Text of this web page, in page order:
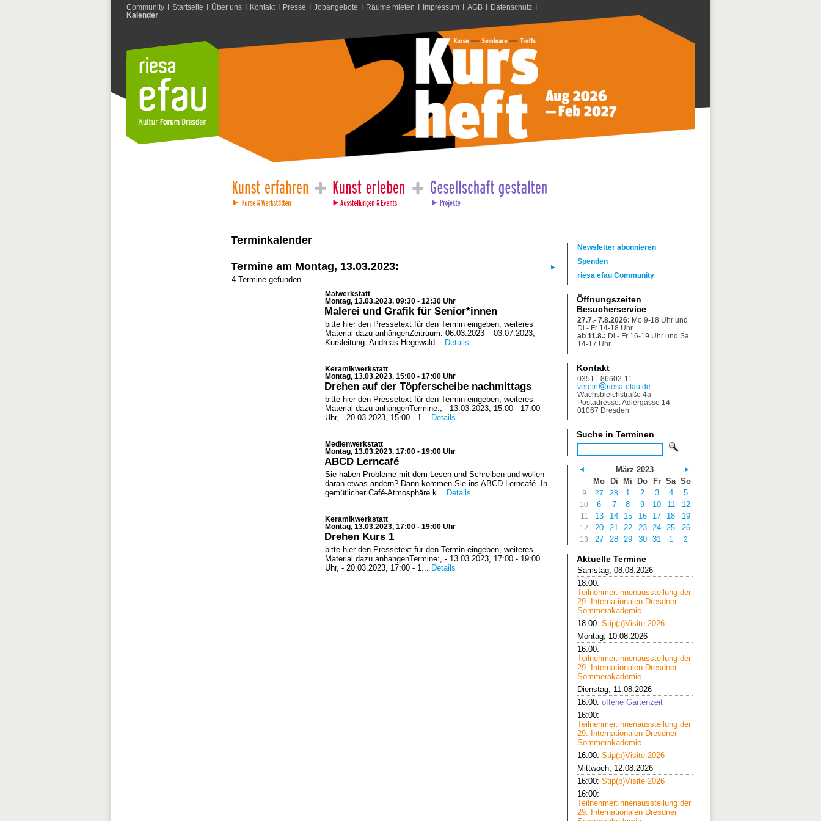
Community I Startseite I Über uns I Kontakt I Presse I Jobangebote I Räume mieten I Impressum I AGB I Datenschutz I
Kalender
Terminkalender
Termine am Montag, 13.03.2023:
4 Termine gefunden
Malwerkstatt
Montag, 13.03.2023, 09:30 - 12:30 Uhr
Malerei und Grafik für Senior*innen
bitte hier den Pressetext für den Termin eingeben, weiteres
Material dazu anhängenZeitraum: 06.03.2023 – 03.07.2023,
Kursleitung: Andreas Hegewald... Details
Keramikwerkstatt
Montag, 13.03.2023, 15:00 - 17:00 Uhr
Drehen auf der Töpferscheibe nachmittags
bitte hier den Pressetext für den Termin eingeben, weiteres
Material dazu anhängenTermine:, - 13.03.2023, 15:00 - 17:00
Uhr, - 20.03.2023, 15:00 - 1... Details
Medienwerkstatt
Montag, 13.03.2023, 17:00 - 19:00 Uhr
ABCD Lerncafé
Sie haben Probleme mit dem Lesen und Schreiben und wollen
daran etwas ändern? Dann kommen Sie ins ABCD Lerncafé. In
gemütlicher Café-Atmosphäre k... Details
Keramikwerkstatt
Montag, 13.03.2023, 17:00 - 19:00 Uhr
Drehen Kurs 1
bitte hier den Pressetext für den Termin eingeben, weiteres
Material dazu anhängenTermine:, - 13.03.2023, 17:00 - 19:00
Uhr, - 20.03.2023, 17:00 - 1... Details
Newsletter abonnieren
Spenden
riesa efau Community
Öffnungszeiten
Besucherservice
27.7.- 7.8.2026: Mo 9-18 Uhr und
Di - Fr 14-18 Uhr
ab 11.8.: Di - Fr 16-19 Uhr und Sa
14-17 Uhr
Kontakt
0351 - 86602-11
verein
riesa-efau.de
Wachsbleichstraße 4a
Postadresse: Adlergasse 14
01067 Dresden
Suche in Terminen
März 2023
Mo
Di Mi Do Fr Sa So
9 27 28 1 2 3 4 5
10 6 7 8 9 10 11 12
11 13 14 15 16 17 18 19
12 20 21 22 23 24 25 26
13 27 28 29 30 31 1 2
Aktuelle Termine
Samstag, 08.08.2026
18:00:
Teilnehmer:innenausstellung der
29. Internationalen Dresdner
Sommerakademie
18:00: Stip(p)Visite 2026
Montag, 10.08.2026
16:00:
Teilnehmer:innenausstellung der
29. Internationalen Dresdner
Sommerakademie
Dienstag, 11.08.2026
16:00: offene Gartenzeit
16:00:
Teilnehmer:innenausstellung der
29. Internationalen Dresdner
Sommerakademie
16:00: Stip(p)Visite 2026
Mittwoch, 12.08.2026
16:00: Stip(p)Visite 2026
16:00:
Teilnehmer:innenausstellung der
29. Internationalen Dresdner